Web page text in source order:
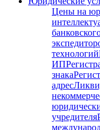
Цены на
технологий
ИП
знака
адрес
учредителя